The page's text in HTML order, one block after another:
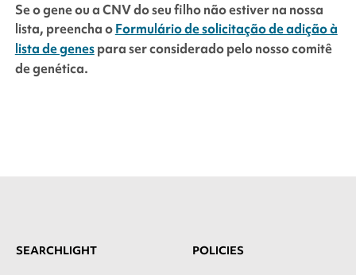
Se o gene ou a CNV do seu filho não estiver na nossa
lista, preencha oFormulário de solicitação de adição à
lista de genespara ser considerado pelo nosso comitê
de genética.
SEARCHLIGHT POLICIES